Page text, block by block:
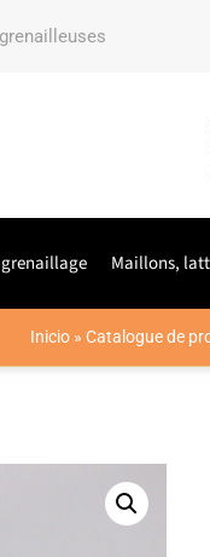
Maillons,
Inicio » Catalogue de